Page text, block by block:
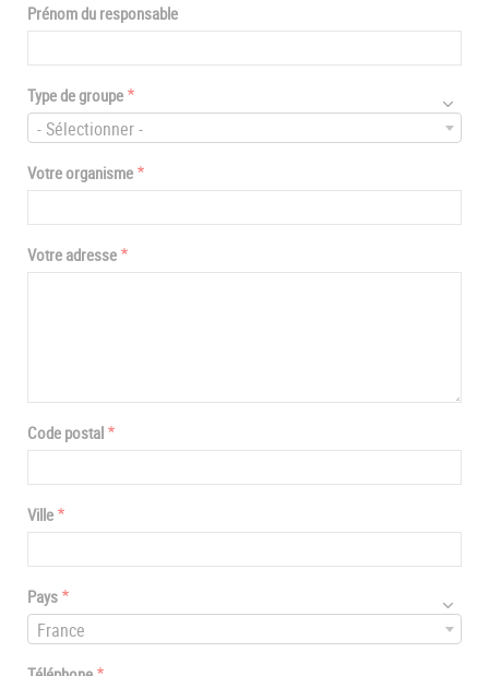
Prénom du responsable
Type de groupe
- Sélectionner -
Votre organisme
Votre adresse
Code postal
Ville
Pays
France